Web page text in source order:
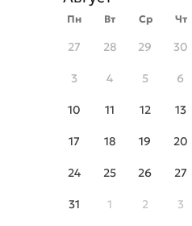
Пн Вт Ср Чт
27 28 29 30
3 4 5 6
10 11 12 13
17 18 19 20
24 25 26 27
31 1 2 3